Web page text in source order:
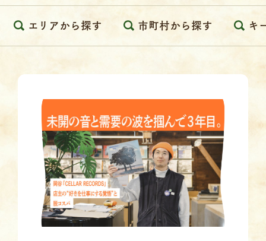
エリアから探す 市町村から探す キ